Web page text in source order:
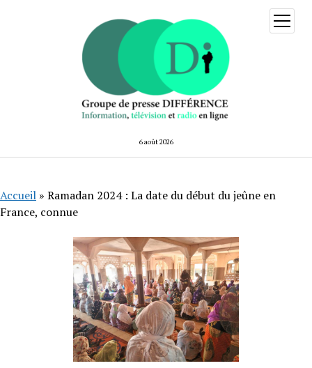
6 août 2026
ouvrir
menu
Accueil » Ramadan 2024 : La date du début du jeûne en
France, connue